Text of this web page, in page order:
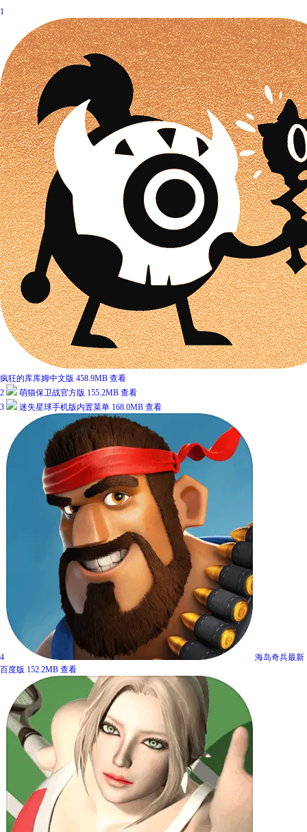
1
疯狂的库库姆中文版 458.9MB 查看
2
萌猫保卫战官方版 155.2MB 查看
3
迷失星球手机版内置菜单 168.0MB 查看
4
海岛奇兵最新
百度版 152.2MB 查看